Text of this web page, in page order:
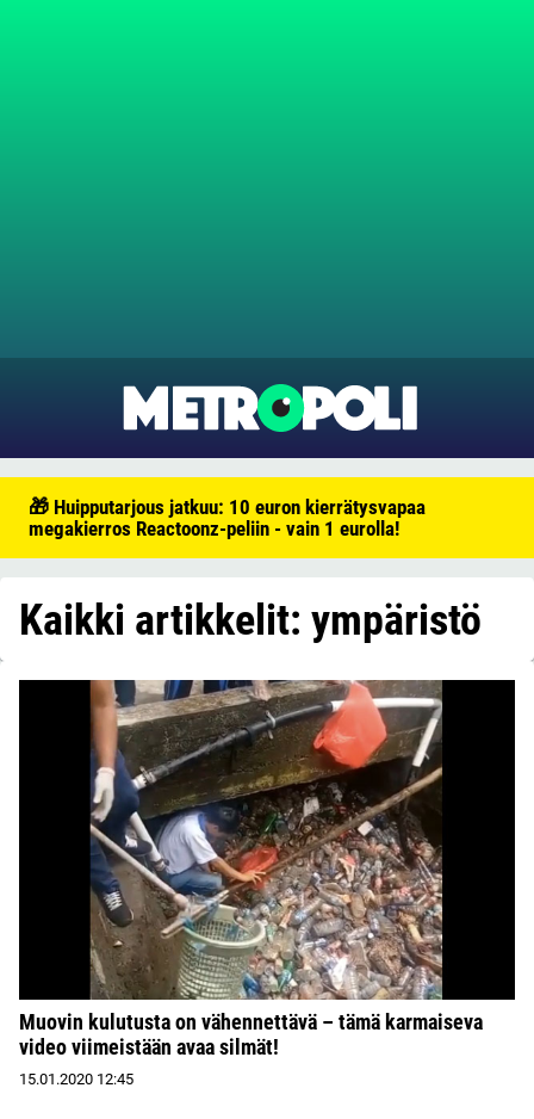
🎁 Huipputarjous jatkuu: 10 euron kierrätysvapaa
megakierros Reactoonz-peliin - vain 1 eurolla!
Kaikki artikkelit: ympäristö
Muovin kulutusta on vähennettävä – tämä karmaiseva
video viimeistään avaa silmät!
15.01.2020 12:45